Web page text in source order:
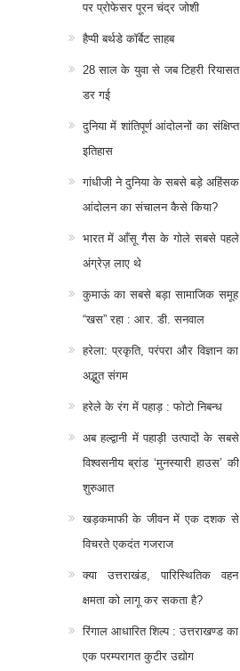
पर प्रोफेसर पूरन चंद्र जोशी
हैप्पी बर्थडे कॉर्बेट साहब
28 साल के युवा से जब टिहरी रियासत
डर गई
दुनिया में शांतिपूर्ण आंदोलनों का संक्षिप्त
इतिहास
गांधीजी ने दुनिया के सबसे बड़े अहिंसक
आंदोलन का संचालन कैसे किया?
भारत में आँसू गैस के गोले सबसे पहले
अंग्रेज़ लाए थे
कुमाऊं का सबसे बड़ा सामाजिक समूह
“खस” रहा : आर. डी. सनवाल
हरेला: प्रकृति, परंपरा और विज्ञान का
अद्भुत संगम
हरेले के रंग में पहाड़ : फोटो निबन्ध
अब हल्द्वानी में पहाड़ी उत्पादों के सबसे
विश्वसनीय ब्रांड ‘मुनस्यारी हाउस’ की
शुरुआत
खड़कमाफी के जीवन में एक दशक से
विचरते एकदंत गजराज
क्या उत्तराखंड, पारिस्थितिक वहन
क्षमता को लागू कर सकता है?
रिंगाल आधारित शिल्प : उत्तराखण्ड का
एक परम्परागत कुटीर उद्योग